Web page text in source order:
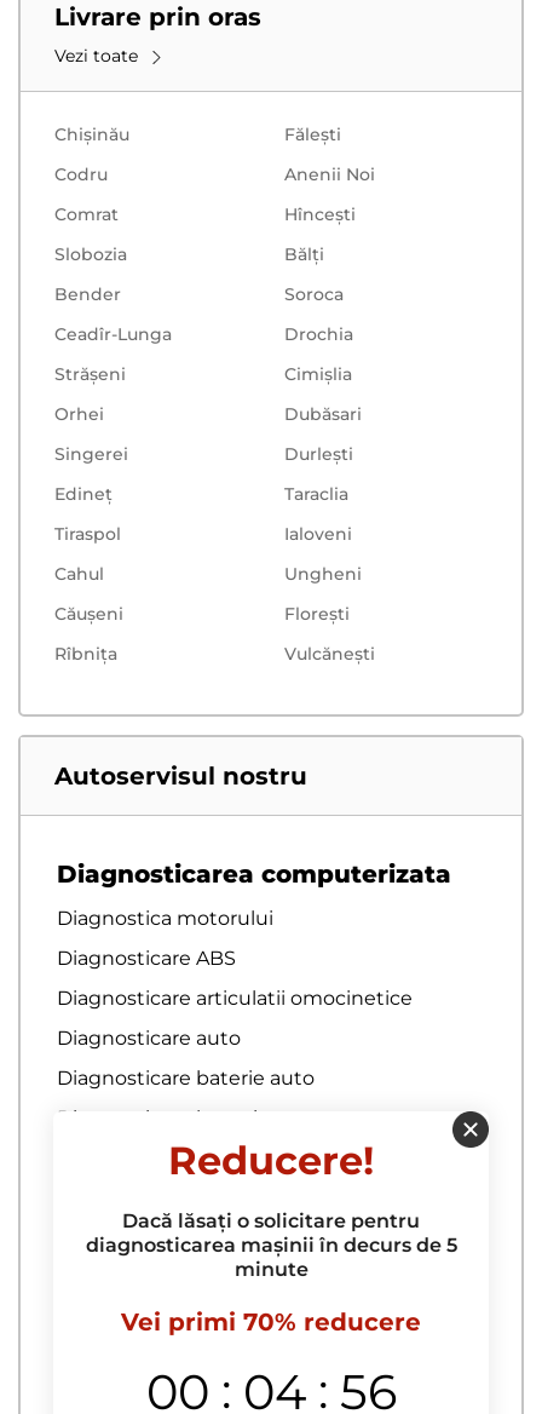
Livrare prin oras
Vezi toate
Chișinău
Făleşti
Codru
Anenii Noi
Comrat
Hînceşti
Slobozia
Bălţi
Bender
Soroca
Ceadîr-Lunga
Drochia
Strășeni
Cimișlia
Orhei
Dubăsari
Singerei
Durlești
Edineț
Taraclia
Tiraspol
Ialoveni
Cahul
Ungheni
Căușeni
Floreşti
Rîbnița
Vulcăneşti
Autoservisul nostru
Diagnosticarea computerizata
Diagnostica motorului
Diagnosticare ABS
Diagnosticare articulatii omocinetice
Diagnosticare auto
Diagnosticare baterie auto
Diagnosticare bratari
Diagnosticare bucselor pentru brate
Diagnosticare computerizata a
autoturismului la domiciliu
echipamentelor electrice
Diagnosticare computerizata a sistemelor
Reducere!
Dacă lăsați o solicitare pentru
diagnosticarea mașinii în decurs de 5
minute
Vei primi 70% reducere
00 : 04 : 55